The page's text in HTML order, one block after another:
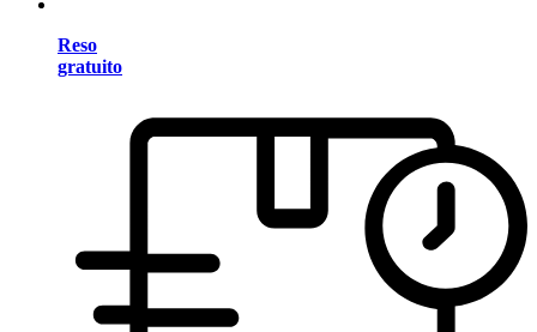
Reso
gratuito